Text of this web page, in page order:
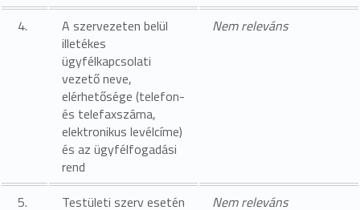
4.
A szervezeten belül
illetékes
ügyfélkapcsolati
vezető neve,
elérhetősége (telefon-
és telefaxszáma,
elektronikus levélcíme)
és az ügyfélfogadási
rend
Nem releváns
5.
Testületi szerv esetén
Nem releváns